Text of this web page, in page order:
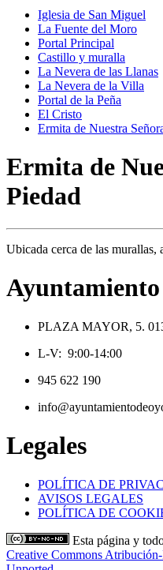
Iglesia de San Miguel
La Fuente del Moro
Portal Principal
Castillo y muralla
La Nevera de las Llanas
La Nevera de la Villa
Portal de la Peña
El Cristo
Ermita de Nuestra
Ermita de
Piedad
Ubicada cerca de las murallas,
PLAZA MAYOR, 5.
L-V: 9:00-14:00
945 622 190
Legales
POLÍTICA DE
AVISOS LEGALES
POLÍTICA DE
Esta página y
Creative Commons